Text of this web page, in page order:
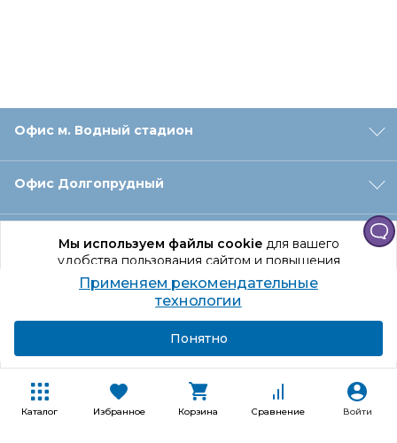
Каталог Избранное Корзина Сравнение Войти
Мы используем файлы cookieдля вашего
удобства пользования сайтом и повышения
качества рекомендаций.
Продолжая использование сайта, вы даете
согласие на обработку персональных данных
Офис м. Водный стадион
Офис Долгопрудный
Офис Санкт‑Петербург
Оформление заказа
Покупателям
Применяем рекомендательные
технологии
Понятно